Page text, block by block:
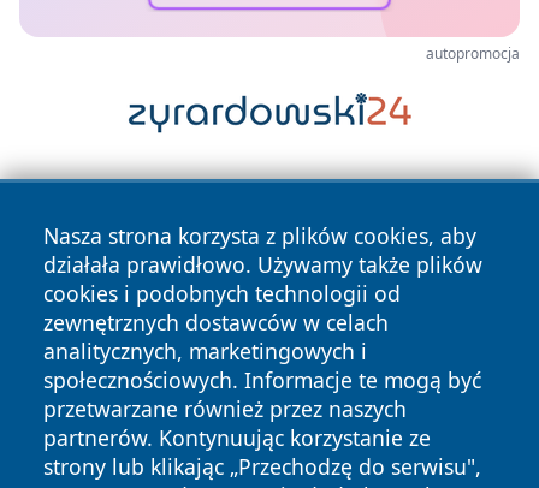
autopromocja
Nasza strona korzysta z plików cookies, aby
działała prawidłowo. Używamy także plików
cookies i podobnych technologii od
zewnętrznych dostawców w celach
analitycznych, marketingowych i
społecznościowych. Informacje te mogą być
przetwarzane również przez naszych
partnerów. Kontynuując korzystanie ze
strony lub klikając „Przechodzę do serwisu",
Copyright © 2026 suwalkinews.pl Wszystkie prawa
zastrzeżone.
News Autorzy
Polityka
Prywatności
Polityka
Cookies